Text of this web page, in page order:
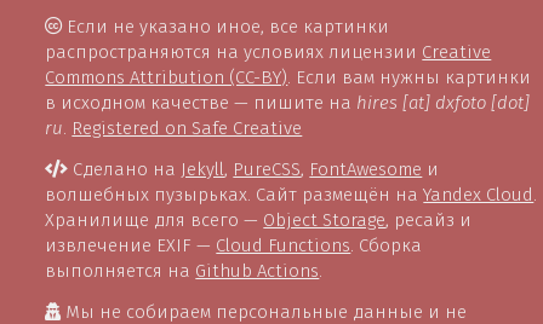
Если не указано иное, все картинки
распространяются на условиях лицензии Creative
Commons Attribution (CC-BY) . Если вам нужны картинки
в исходном качестве — пишите на hires [at] dxfoto [dot]
ru Registered on Safe Creative
Сделано на Jekyll, PureCSS, FontAwesome и
волшебных пузырьках. Сайт размещён наYandex Cloud
Хранилище для всего — Object Storage, ресайз и
извлечение EXIF — Cloud Functions . Сборка
выполняется на Github Actions
Мы не собираем персональные данные и не